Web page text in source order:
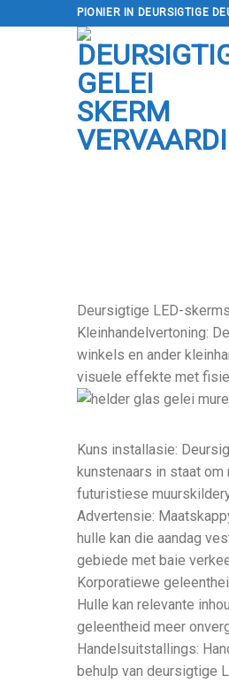
oor
PIONIER IN DEURSIGTIGE
Deursigtige LED-
Kleinhandelvertoning:
winkels en ander
visuele effekte met
Kuns installasie:
kunstenaars in staat
futuristiese
Advertensie:
hulle kan die aandag
gebiede met baie
Korporatiewe
Hulle kan relevante
geleentheid meer
Handelsuitstallings:
behulp van deursigtige